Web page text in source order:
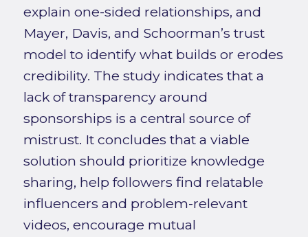
explain one-sided relationships, and
Mayer, Davis, and Schoorman’s trust
model to identify what builds or erodes
credibility. The study indicates that a
lack of transparency around
sponsorships is a central source of
mistrust. It concludes that a viable
solution should prioritize knowledge
sharing, help followers find relatable
influencers and problem-relevant
videos, encourage mutual